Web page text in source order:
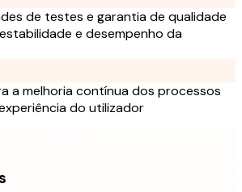
de testes e garantia de qualidade
e desempenho da
a melhoria contínua dos processos
do utilizador